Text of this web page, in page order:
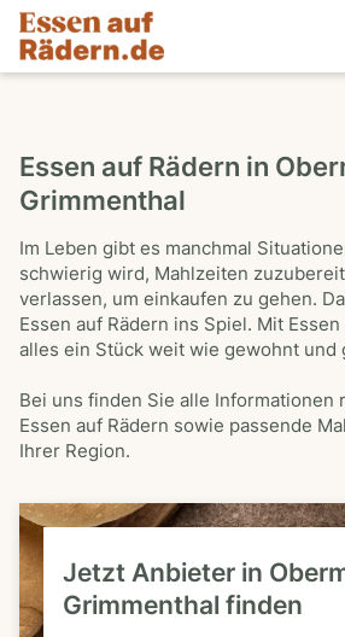
Essen auf Rädern in
Grimmenthal
Im Leben gibt es manchmal
schwierig wird, Mahlzeiten
verlassen, um einkaufen zu gehen.
Essen auf Rädern ins Spiel. Mit
alles ein Stück weit wie gewohnt und
Bei uns finden Sie alle Informationen
Essen auf Rädern sowie passende
Ihrer Region.
Jetzt Anbieter in
Grimmenthal finden